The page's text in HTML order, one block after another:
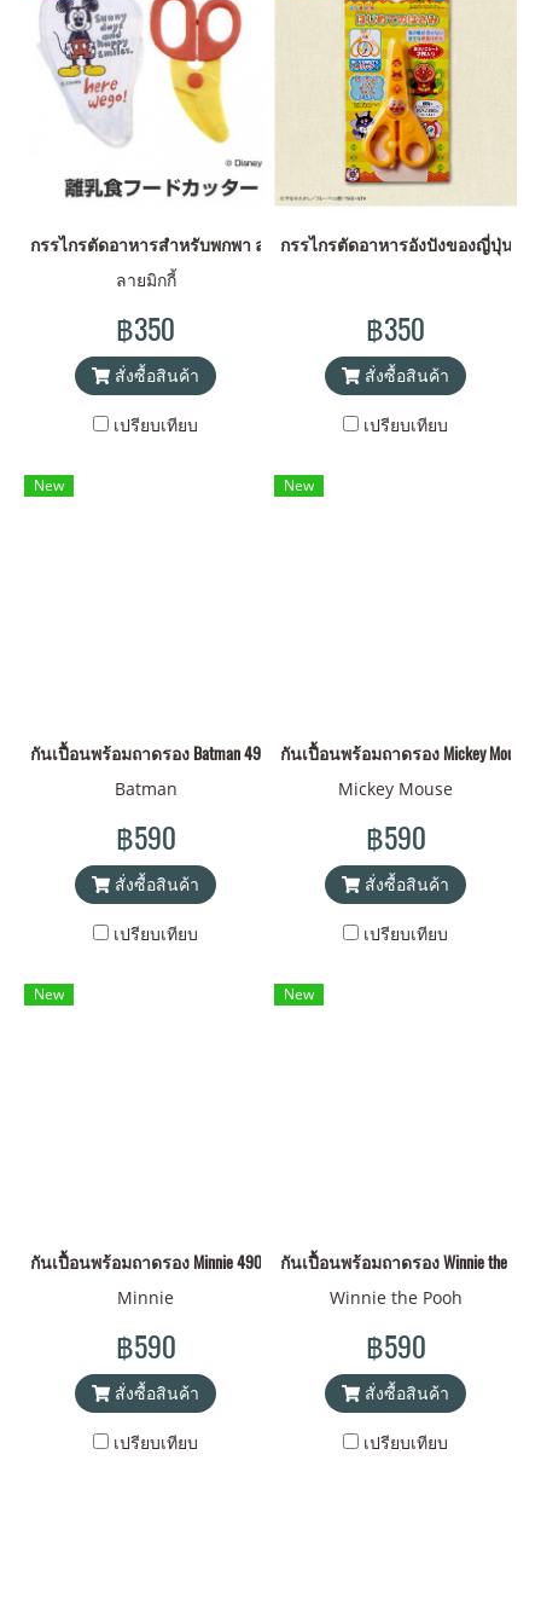
กรรไกรตัดอาหารสำหรับพกพา ลายมิกกี้
ลายมิกกี้
฿350
สั่งซื้อสินค้า
เปรียบเทียบ
กรรไกรตัดอาหารอังปังของญี่ปุ่น
฿350
สั่งซื้อสินค้า
เปรียบเทียบ
New
กันเปื้อนพร้อมถาดรอง Batman 4973307257445
Batman
฿590
สั่งซื้อสินค้า
เปรียบเทียบ
New
กันเปื้อนพร้อมถาดรอง Mickey Mouse
Mickey Mouse
฿590
สั่งซื้อสินค้า
เปรียบเทียบ
New
กันเปื้อนพร้อมถาดรอง Minnie 4904121316933
Minnie
฿590
สั่งซื้อสินค้า
เปรียบเทียบ
New
กันเปื้อนพร้อมถาดรอง Winnie the
Winnie the Pooh
฿590
สั่งซื้อสินค้า
เปรียบเทียบ